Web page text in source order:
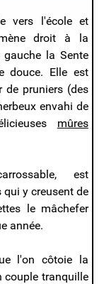
vers l'école et
droit à la
gauche la Sente
douce. Elle est
de pruniers (des
envahi de
mûres
est
qui y creusent de
le mâchefer
année.
l'on côtoie la
couple tranquille